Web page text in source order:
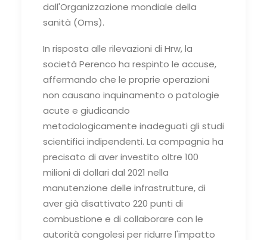
dall'Organizzazione mondiale della
sanità (Oms).
In risposta alle rilevazioni di Hrw, la
società Perenco ha respinto le accuse,
affermando che le proprie operazioni
non causano inquinamento o patologie
acute e giudicando
metodologicamente inadeguati gli studi
scientifici indipendenti. La compagnia ha
precisato di aver investito oltre 100
milioni di dollari dal 2021 nella
manutenzione delle infrastrutture, di
aver già disattivato 220 punti di
combustione e di collaborare con le
autorità congolesi per ridurre l'impatto